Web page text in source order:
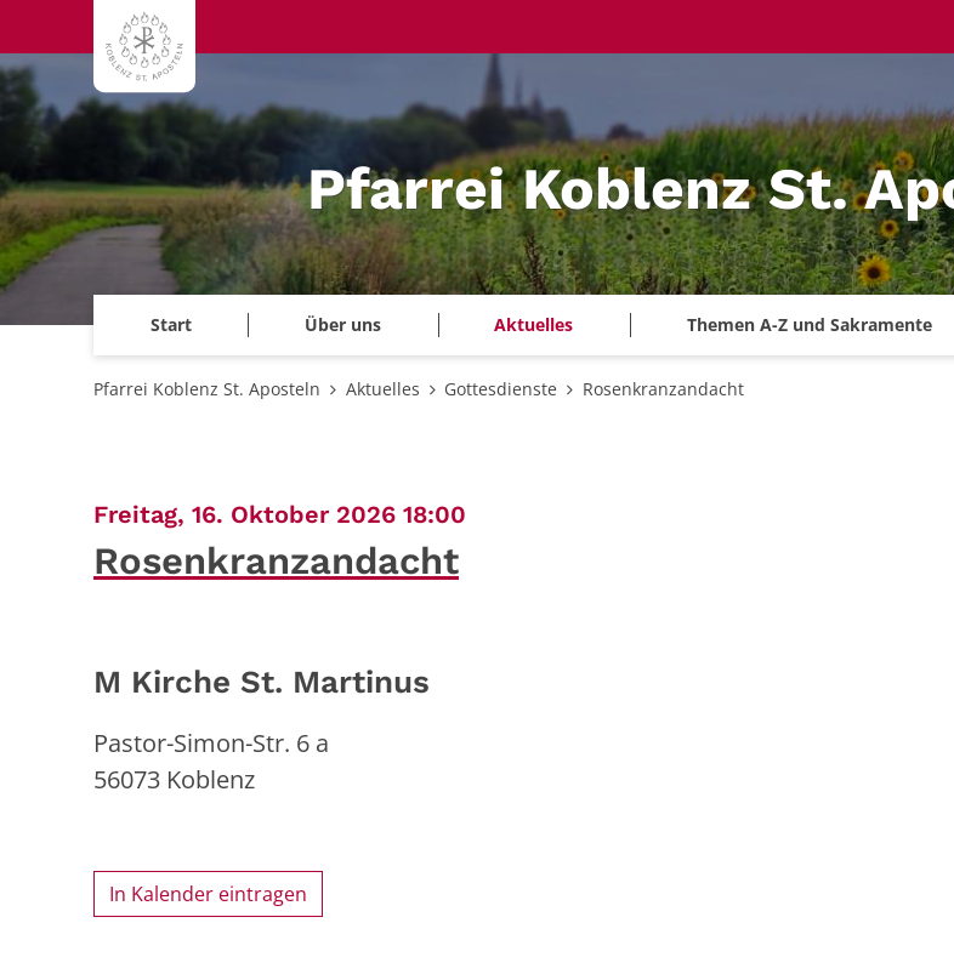
Zum Inhalt springen
Pfarrei Koblenz St.
Start Über uns Aktuelles Themen A-Z und Sakramente
Pfarrei Koblenz St. Aposteln Aktuelles Gottesdienste Rosenkranzandacht
Freitag, 16. Oktober 2026 18:00
Rosenkranzandacht
M Kirche St. Martinus
Pastor-Simon-Str. 6 a
56073 Koblenz
In Kalender eintragen